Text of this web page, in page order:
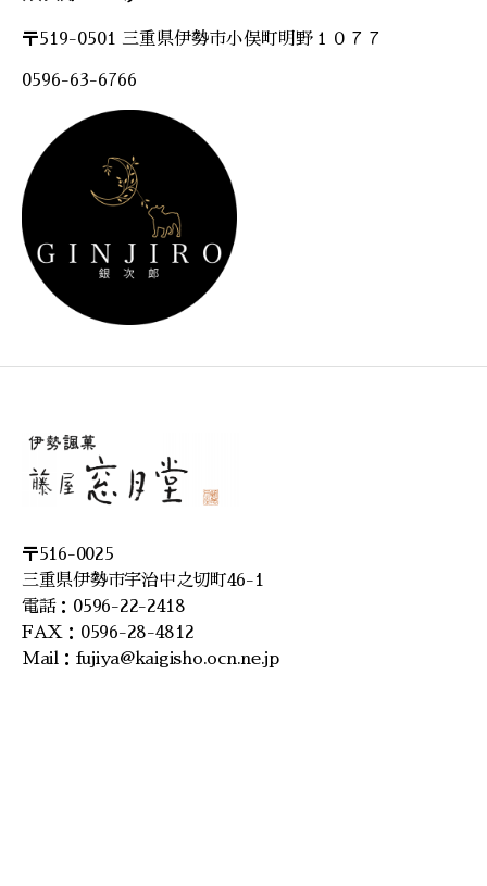
〒519-0501 三重県伊勢市小俣町明野１０７７
0596-63-6766
〒516-0025
三重県伊勢市宇治中之切町46-1
電話：0596-22-2418
FAX：0596-28-4812
Mail：fujiya@kaigisho.ocn.ne.jp